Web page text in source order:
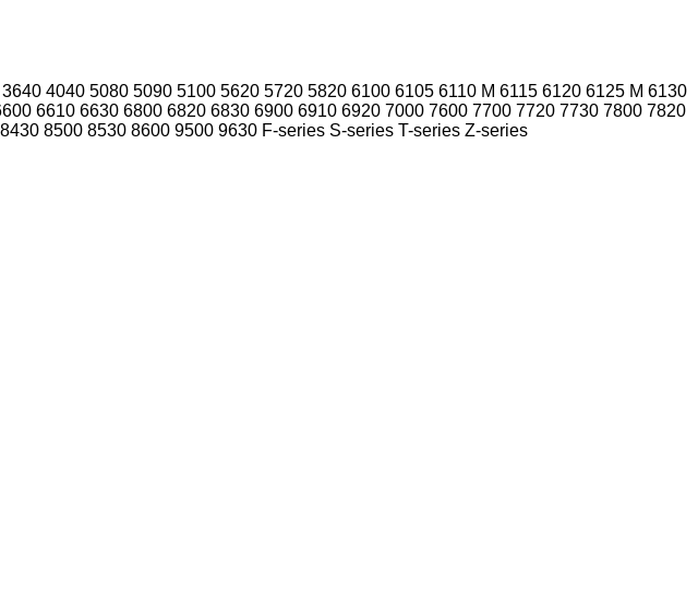
3640 4040 5080 5090 5100 5620 5720 5820 6100 6105 6110 M 6115 6120 6125 M 6130
6610 6630 6800 6820 6830 6900 6910 6920 7000 7600 7700 7720 7730 7800 7820
8430 8500 8530 8600 9500 9630 F-series S-series T-series Z-series